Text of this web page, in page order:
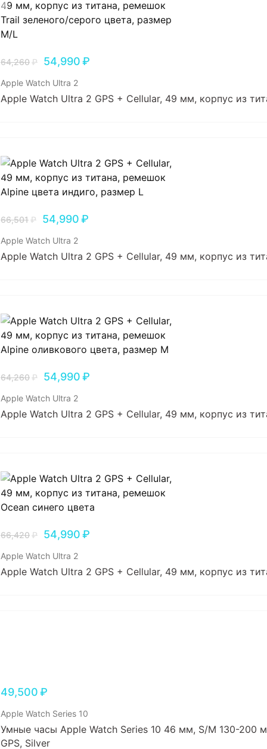
64,260₽ 54,990₽
Apple Watch Ultra 2
Apple Watch Ultra 2 GPS + Cellular, 49 мм, корпус из
66,501₽ 54,990₽
Apple Watch Ultra 2
Apple Watch Ultra 2 GPS + Cellular, 49 мм, корпус из
64,260₽ 54,990₽
Apple Watch Ultra 2
Apple Watch Ultra 2 GPS + Cellular, 49 мм, корпус из
66,420₽ 54,990₽
Apple Watch Ultra 2
Apple Watch Ultra 2 GPS + Cellular, 49 мм, корпус из
49,500₽
Apple Watch Series 10
Умные часы Apple Watch Series 10 46 мм, S/M 130-200
GPS, Silver